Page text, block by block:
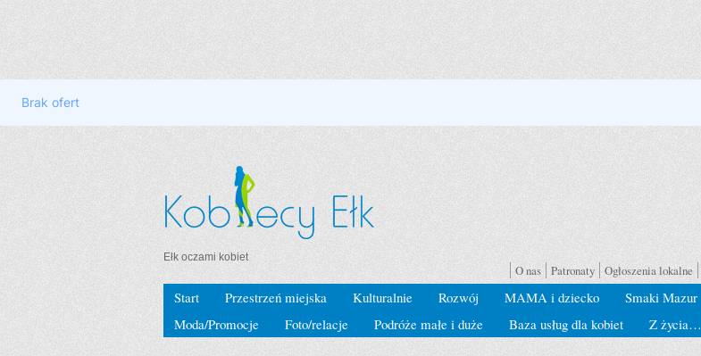
Ełk oczami kobiet
O nas Patronaty Ogłoszenia lokalne
Start Przestrzeń miejska Kulturalnie Rozwój MAMA i dziecko Smaki Mazur
Moda/Promocje
Foto/relacje Podróże małe i duże Baza usług dla kobiet Z życia…